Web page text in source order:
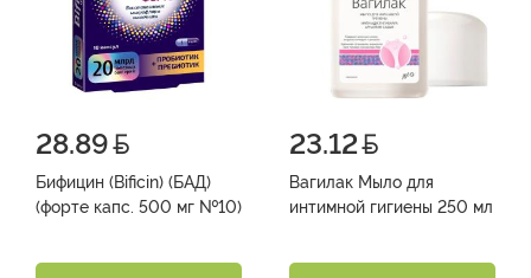
28.89
Бифицин (Bificin) (БАД)
(форте капс. 500 мг №10)
23.12
Вагилак Мыло для
интимной гигиены 250 мл